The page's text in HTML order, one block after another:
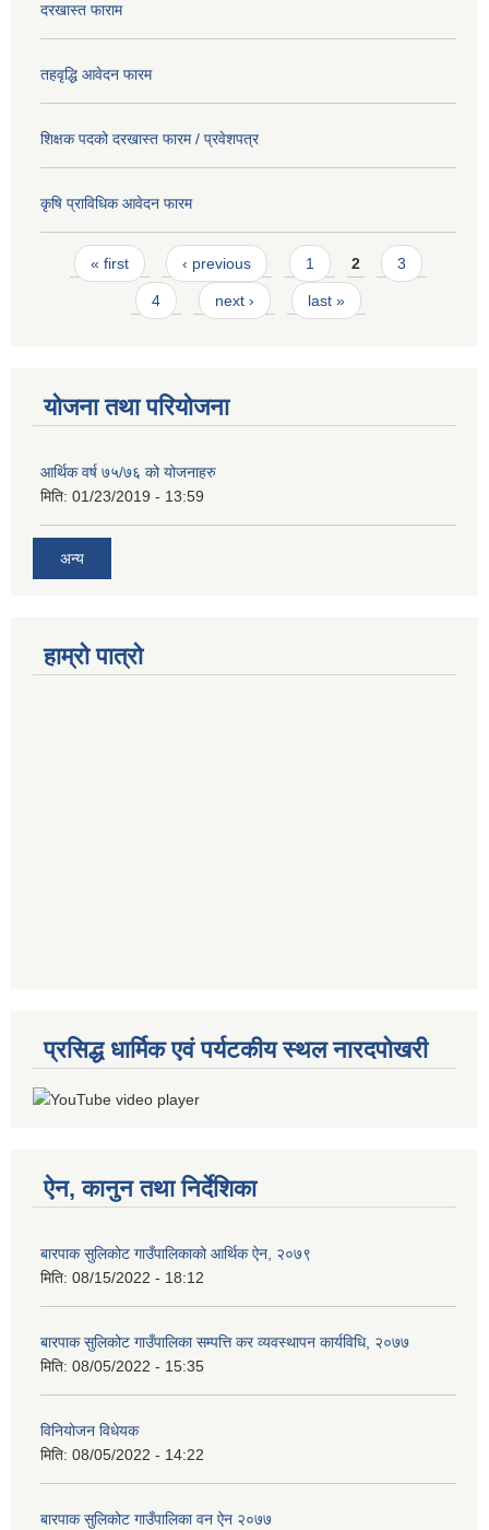
दरखास्त फाराम
तहवृद्धि आवेदन फारम
शिक्षक पदको दरखास्त फारम / प्रवेशपत्र
कृषि प्राविधिक आवेदन फारम
Pages
« first ‹ previous 1 2 3
4 next › last »
योजना तथा परियोजना
आर्थिक वर्ष ७५/७६ को योजनाहरु
मिति: 01/23/2019 - 13:59
अन्य
हाम्रो पात्रो
प्रसिद्ध धार्मिक एवं पर्यटकीय स्थल नारदपोखरी
ऐन, कानुन तथा निर्देशिका
बारपाक सुलिकोट गाउँपालिकाको आर्थिक ऐन, २०७९
मिति: 08/15/2022 - 18:12
बारपाक सुलिकोट गाउँपालिका सम्पत्ति कर व्यवस्थापन कार्यविधि, २०७७
मिति: 08/05/2022 - 15:35
विनियोजन विधेयक
मिति: 08/05/2022 - 14:22
बारपाक सुलिकोट गाउँपालिका वन ऐन २०७७